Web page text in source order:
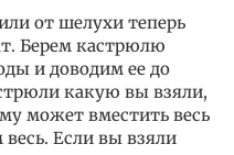
от шелухи теперь
Берем кастрюлю
и доводим ее до
какую вы взяли,
может вместить весь
Если вы взяли